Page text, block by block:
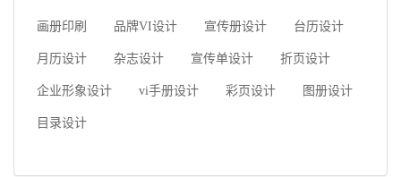
画册印刷 品牌VI设计 宣传册设计 台历设计
月历设计 杂志设计 宣传单设计 折页设计
企业形象设计 vi手册设计 彩页设计 图册设计
目录设计